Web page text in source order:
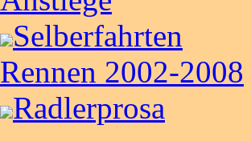
Selberfahrten
Rennen 2002-2008
Radlerprosa